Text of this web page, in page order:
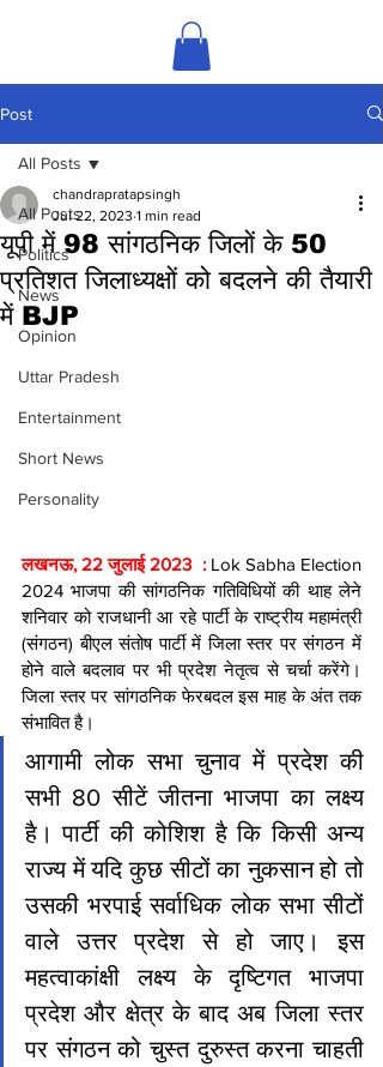
Post
All Posts
Politics
News
Opinion
Uttar Pradesh
Entertainment
Short News
Personality
All Posts
यूपी में 98 सांगठनिक जिलों के 50
प्रतिशत जिलाध्यक्षों को बदलने की तैयारी
में BJP
chandrapratapsingh
Jul 22, 2023 1 min read
लखनऊ, 22 जुलाई 2023  : Lok Sabha Election
2024 भाजपा की सांगठनिक गतिविधियों की थाह लेने
शनिवार को राजधानी आ रहे पार्टी के राष्ट्रीय महामंत्री
(संगठन) बीएल संतोष पार्टी में जिला स्तर पर संगठन में
होने वाले बदलाव पर भी प्रदेश नेतृत्व से चर्चा करेंगे।
जिला स्तर पर सांगठनिक फेरबदल इस माह के अंत तक
संभावित है।
आगामी लोक सभा चुनाव में प्रदेश की
सभी 80 सीटें जीतना भाजपा का लक्ष्य
है। पार्टी की कोशिश है कि किसी अन्य
राज्य में यदि कुछ सीटों का नुकसान हो तो
उसकी भरपाई सर्वाधिक लोक सभा सीटों
वाले उत्तर प्रदेश से हो जाए। इस
महत्वाकांक्षी लक्ष्य के दृष्टिगत भाजपा
प्रदेश और क्षेत्र के बाद अब जिला स्तर
पर संगठन को चुस्त दुरुस्त करना चाहती